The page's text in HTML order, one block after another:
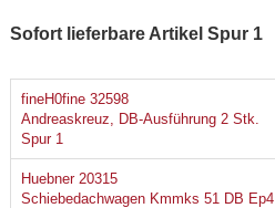
Sofort lieferbare Artikel Spur 1
fineH0fine 32598
Andreaskreuz, DB-Ausführung 2 Stk.
Spur 1
Huebner 20315
Schiebedachwagen Kmmks 51 DB Ep4